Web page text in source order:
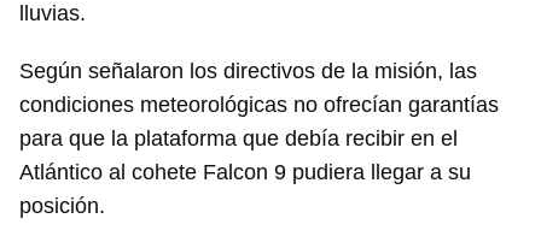
lluvias.
Según señalaron los directivos de la misión, las
condiciones meteorológicas no ofrecían garantías
para que la plataforma que debía recibir en el
Atlántico al cohete Falcon 9 pudiera llegar a su
posición.